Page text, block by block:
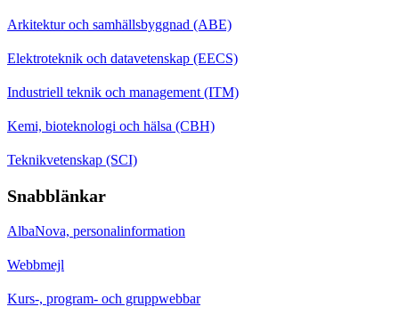
Arkitektur och samhällsbyggnad (ABE)
Elektroteknik och datavetenskap (EECS)
Industriell teknik och management (ITM)
Kemi, bioteknologi och hälsa (CBH)
Teknikvetenskap (SCI)
Snabblänkar
AlbaNova, personalinformation
Webbmejl
Kurs-, program- och gruppwebbar